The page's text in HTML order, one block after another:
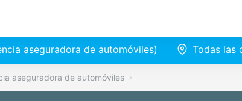
aseguradora de automóviles) Todas las
aseguradora de automóviles